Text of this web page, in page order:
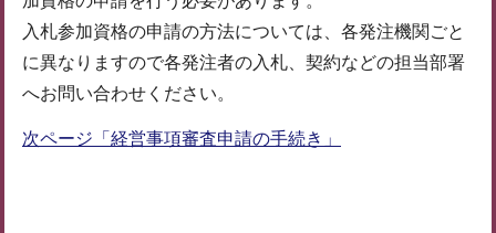
入札参加資格の申請の方法については、各発注機関ごと
に異なりますので各発注者の入札、契約などの担当部署
へお問い合わせください。
次ページ「経営事項審査申請の手続き」